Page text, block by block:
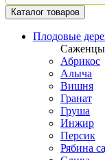
Каталог товаров
Плодовые
Саженцы
Абрикос
Алыча
Вишня
Гранат
Груша
Инжир
Персик
Рябина